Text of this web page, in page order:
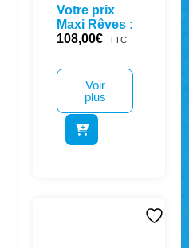
Votre prix
Maxi Rêves :
108,00€ TTC
Voir
plus